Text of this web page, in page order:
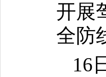
开展
全防
16